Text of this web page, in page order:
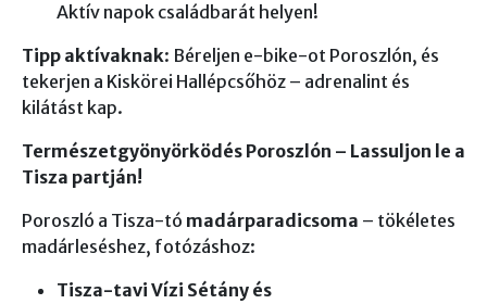
Aktív napok családbarát helyen!
Tipp aktívaknak: Béreljen e-bike-ot Poroszlón, és
tekerjen a Kiskörei Hallépcsőhöz – adrenalint és
kilátást kap.
Természetgyönyörködés Poroszlón – Lassuljon le a
Tisza partján!
Poroszló a Tisza-tó madárparadicsoma – tökéletes
madárleséshez, fotózáshoz:
Tisza-tavi Vízi Sétány és